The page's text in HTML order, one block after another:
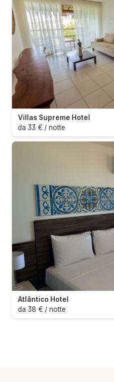
Villas Supreme Hotel
da 33 € / notte
Atlântico Hotel
da 38 € / notte